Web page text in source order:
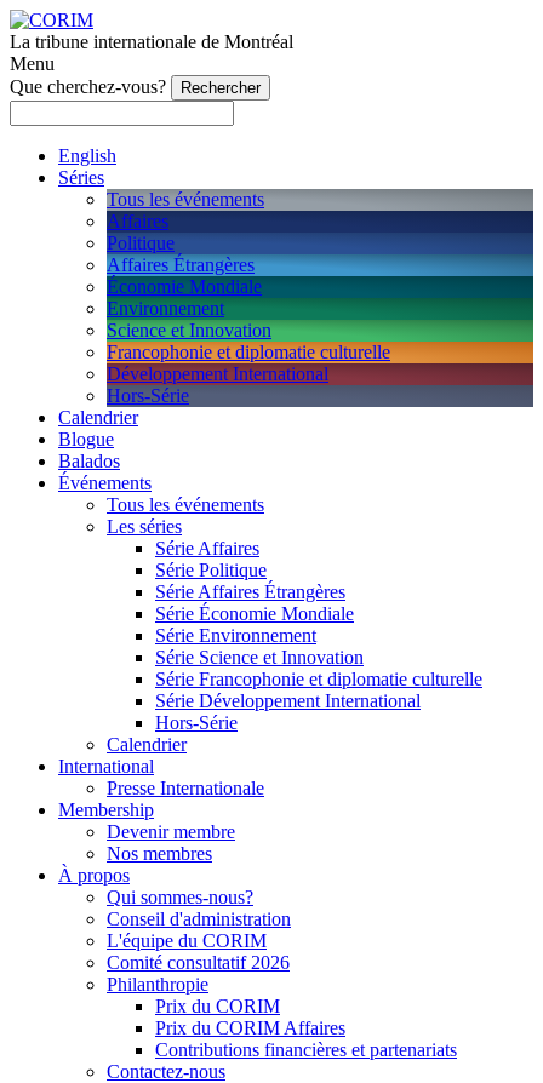
La tribune internationale de Montréal
Menu
Que cherchez-vous?
English
Séries
Tous les événements
Affaires
Politique
Affaires Étrangères
Économie Mondiale
Environnement
Science et Innovation
Francophonie et diplomatie culturelle
Développement International
Hors-Série
Calendrier
Blogue
Balados
Événements
Tous les événements
Les séries
Série Affaires
Série Politique
Série Affaires Étrangères
Série Économie Mondiale
Série Environnement
Série Science et Innovation
Série Francophonie et diplomatie culturelle
Série Développement International
Hors-Série
Calendrier
International
Presse Internationale
Membership
Devenir membre
Nos membres
À propos
Qui sommes-nous?
Conseil d'administration
L'équipe du CORIM
Comité consultatif 2026
Philanthropie
Prix du CORIM
Prix du CORIM Affaires
Contributions financières et partenariats
Contactez-nous